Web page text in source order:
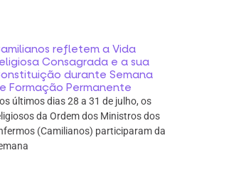
refletem a Vida
Consagrada e a sua
durante Semana
Formação Permanente
últimos dias 28 a 31 de julho, os
da Ordem dos Ministros dos
(Camilianos) participaram da